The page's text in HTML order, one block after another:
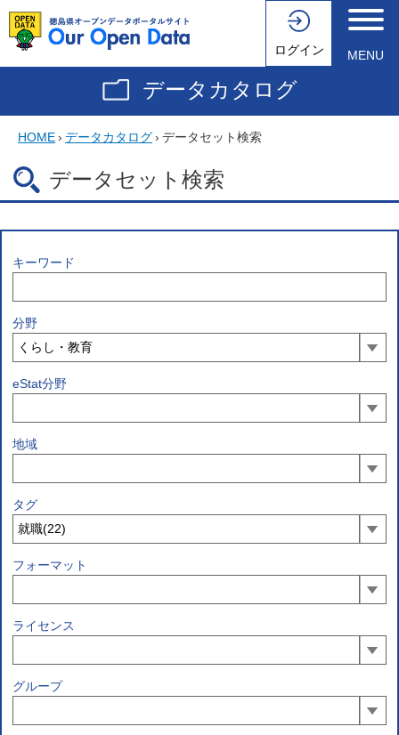
ログイン MENU
データカタログ
HOME› データカタログ› データセット検索
データセット検索
キーワード
分野
eStat分野
地域
タグ
フォーマット
ライセンス
グループ